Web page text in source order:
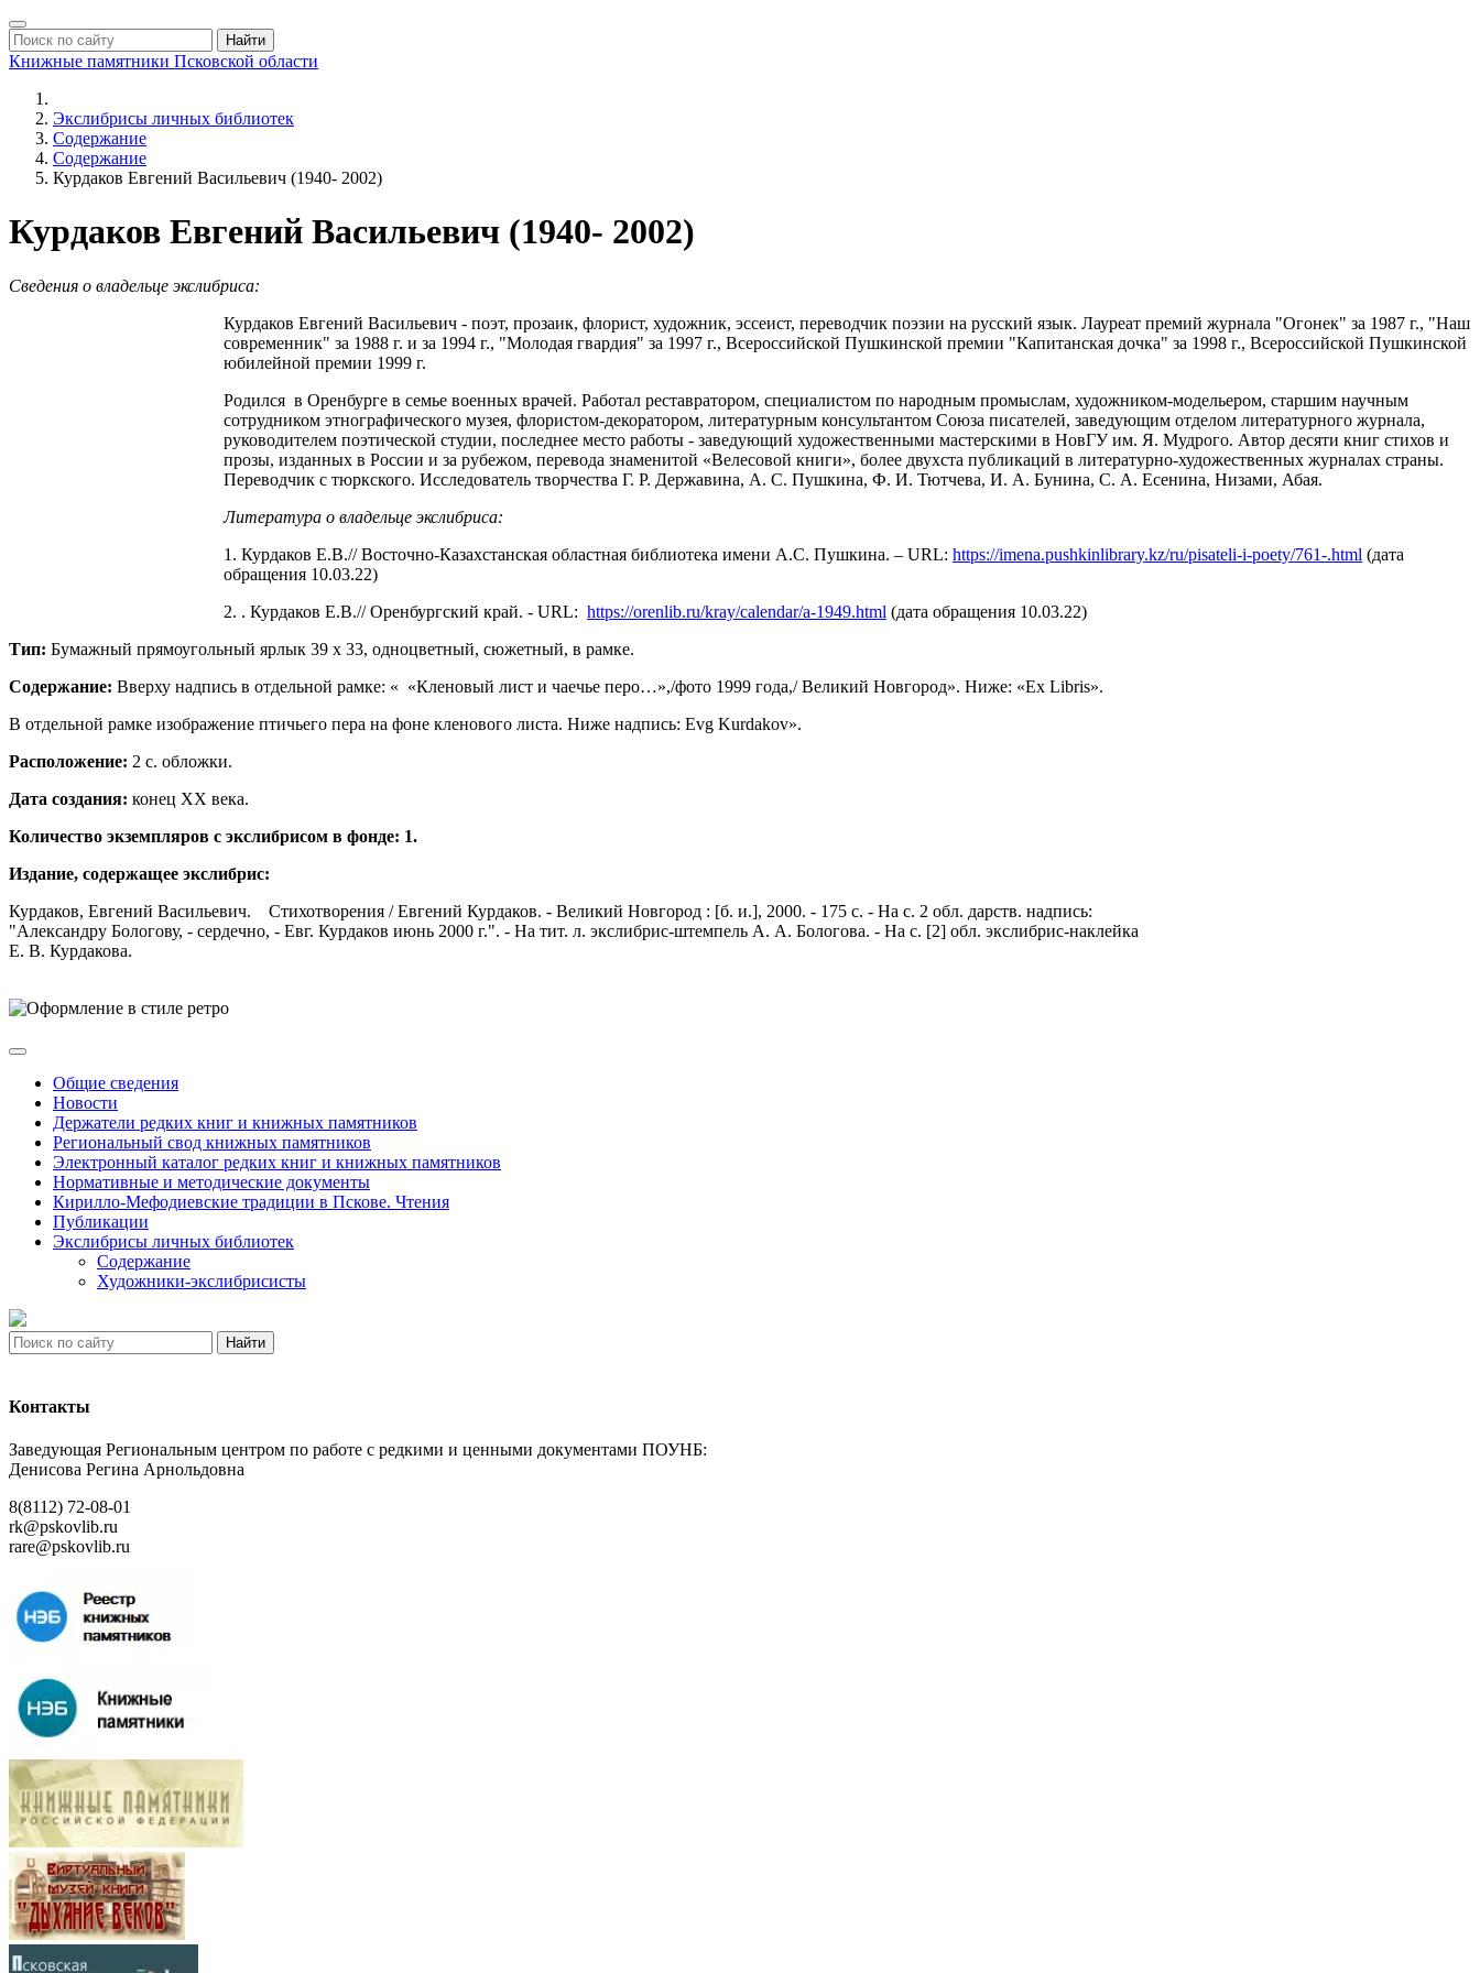
Найти
Книжные памятники Псковской области
Экслибрисы личных библиотек
Содержание
Содержание
Курдаков Евгений Васильевич (1940- 2002)
Курдаков Евгений Васильевич (1940- 2002)
Сведения о владельце экслибриса:
Курдаков Евгений Васильевич - поэт, прозаик, флорист, художник, эссеист, переводчик поэзии на русский язык. Лауреат премий журнала "Огонек" за 1987 г., "Наш
современник" за 1988 г. и за 1994 г., "Молодая гвардия" за 1997 г., Всероссийской Пушкинской премии "Капитанская дочка" за 1998 г., Всероссийской Пушкинской
юбилейной премии 1999 г.
Родился в Оренбурге в семье военных врачей. Работал реставратором, специалистом по народным промыслам, художником-модельером, старшим научным
сотрудником этнографического музея, флористом-декоратором, литературным консультантом Союза писателей, заведующим отделом литературного журнала,
руководителем поэтической студии, последнее место работы - заведующий художественными мастерскими в НовГУ им. Я. Мудрого. Автор десяти книг стихов и
прозы, изданных в России и за рубежом, перевода знаменитой «Велесовой книги», более двухста публикаций в литературно-художественных журналах страны.
Переводчик с тюркского. Исследователь творчества Г. Р. Державина, А. С. Пушкина, Ф. И. Тютчева, И. А. Бунина, С. А. Есенина, Низами, Абая.
Литература о владельце экслибриса:
1. Курдаков Е.В.// Восточно-Казахстанская областная библиотека имени А.С. Пушкина. – URL: https://imena.pushkinlibrary.kz/ru/pisateli-i-poety/761-.html (дата
обращения 10.03.22)
2. . Курдаков Е.В.// Оренбургский край. - URL: https://orenlib.ru/kray/calendar/a-1949.html (дата обращения 10.03.22)
Тип: Бумажный прямоугольный ярлык 39 х 33, одноцветный, сюжетный, в рамке.
Содержание: Вверху надпись в отдельной рамке: « «Кленовый лист и чаечье перо…»,/фото 1999 года,/ Великий Новгород». Ниже: «Ex Libris».
В отдельной рамке изображение птичьего пера на фоне кленового листа. Ниже надпись: Evg Kurdakov».
Расположение: 2 с. обложки.
Дата создания: конец ХХ века.
Количество экземпляров с экслибрисом в фонде: 1.
Издание, содержащее экслибрис:
Курдаков, Евгений Васильевич. Стихотворения / Евгений Курдаков. - Великий Новгород : [б. и.], 2000. - 175 с. - На с. 2 обл. дарств. надпись:
"Александру Бологову, - сердечно, - Евг. Курдаков июнь 2000 г.". - На тит. л. экслибрис-штемпель А. А. Бологова. - На с. [2] обл. экслибрис-наклейка
Е. В. Курдакова.
Общие сведения
Новости
Держатели редких книг и книжных памятников
Региональный свод книжных памятников
Электронный каталог редких книг и книжных памятников
Нормативные и методические документы
Кирилло-Мефодиевские традиции в Пскове. Чтения
Публикации
Экслибрисы личных библиотек
Содержание
Художники-экслибрисисты
Найти
Контакты
Заведующая Региональным центром по работе с редкими и ценными документами ПОУНБ:
Денисова Регина Арнольдовна
8(8112) 72-08-01
rk@pskovlib.ru
rare@pskovlib.ru